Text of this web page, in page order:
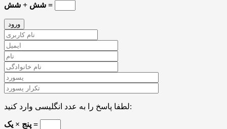
شش + شش =
لطفا پاسخ را به عدد انگلیسی وارد کنید:
پنج × یک =